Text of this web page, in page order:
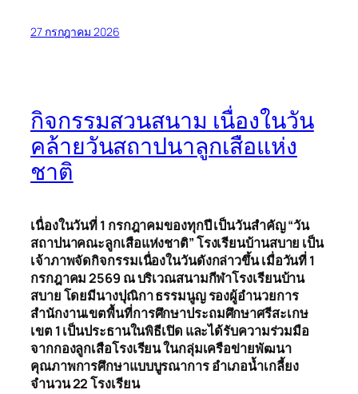
27 กรกฎาคม 2026
กิจกรรมสวนสนาม เนื่องในวัน
คล้ายวันสถาปนาลูกเสือแห่ง
ชาติ
เนื่องในวันที่ 1 กรกฎาคมของทุกปี เป็นวันสำคัญ “วัน
สถาปนาคณะลูกเสือแห่งชาติ” โรงเรียนบ้านสบาย เป็น
เจ้าภาพจัดกิจกรรมเนื่องในวันดังกล่าวขึ้น เมื่อวันที่ 1
กรกฎาคม 2569 ณ บริเวณสนามกีฬาโรงเรียนบ้าน
สบาย โดยมีนางปุณิกา ธรรมนูญ รองผู้อำนวยการ
สำนักงานเขตพื้นที่การศึกษาประถมศึกษาศรีสะเกษ
เขต 1 เป็นประธานในพิธีเปิด และได้รับความร่วมมือ
จากกองลูกเสือโรงเรียน ในกลุ่มเครือข่ายพัฒนา
คุณภาพการศึกษาแบบบูรณาการ อำเภอน้ำเกลี้ยง
จำนวน 22 โรงเรียน